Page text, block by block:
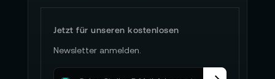
Jetzt für unseren kostenlosen
Newsletter anmelden.
M